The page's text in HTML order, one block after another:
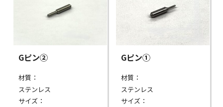
Gピン②
材質：
ステンレス
サイズ：
Gピン①
材質：
ステンレス
サイズ：